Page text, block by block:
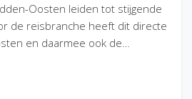
Oosten leiden tot stijgende
de reisbranche heeft dit directe
en daarmee ook de…